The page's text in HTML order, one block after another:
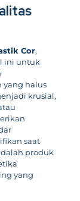
Cor,
ini untuk
yang halus
krusial,
saat
produk
yang